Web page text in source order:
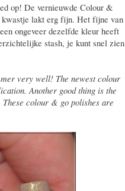
op! De vernieuwde Colour &
kwastje lakt erg fijn. Het fijne van
ongeveer dezelfde kleur heeft
stash, je kunt snel zien
very well! The newest colour
Another good thing is the
colour & go polishes are